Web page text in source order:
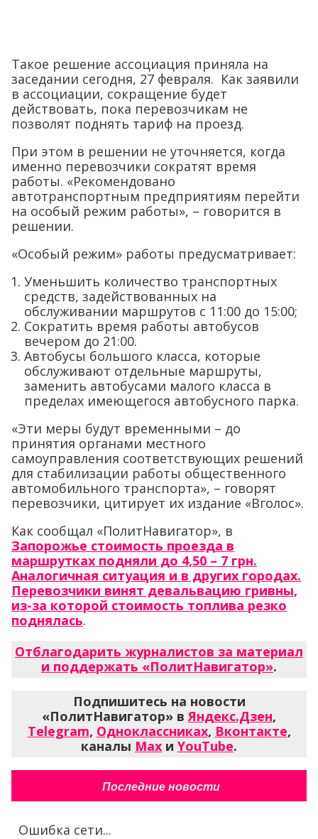
Такое решение ассоциация приняла на
заседании сегодня, 27 февраля. Как заявили
в ассоциации, сокращение будет
действовать, пока перевозчикам не
позволят поднять тариф на проезд.
При этом в решении не уточняется, когда
именно перевозчики сократят время
работы. «Рекомендовано
автотранспортным предприятиям перейти
на особый режим работы», – говорится в
решении.
«Особый режим» работы предусматривает:
Уменьшить количество транспортных
средств, задействованных на
обслуживании маршрутов с 11:00 до 15:00;
Сократить время работы автобусов
вечером до 21:00.
Автобусы большого класса, которые
обслуживают отдельные маршруты,
заменить автобусами малого класса в
пределах имеющегося автобусного парка.
«Эти меры будут временными – до
принятия органами местного
самоуправления соответствующих решений
для стабилизации работы общественного
автомобильного транспорта», – говорят
перевозчики, цитирует их издание «Вголос».
Как сообщал «ПолитНавигатор», в
Запорожье стоимость проезда в
маршрутках подняли до 4,50 – 7 грн.
Аналогичная ситуация и в других городах.
Перевозчики винят девальвацию гривны,
из-за которой стоимость топлива резко
поднялась.
Отблагодарить журналистов за материал
и поддержать «ПолитНавигатор».
Подпишитесь на новости
«ПолитНавигатор» вЯндекс.Дзен,
Telegram, Одноклассниках, Вконтакте,
каналы Max и YouTube.
Последние новости
Ошибка сети...